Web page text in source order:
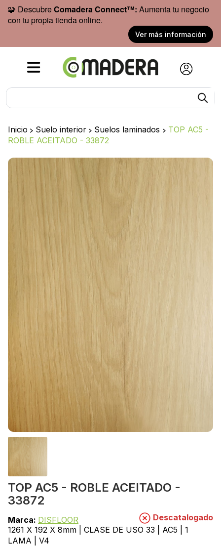
🧩 DescubreComadera Connect™: Aumenta tu negocio
con tu propia tienda online.
Ver más información
Inicio > Suelo interior > Suelos laminados > TOP AC5 -
ROBLE ACEITADO - 33872
TOP AC5 - ROBLE ACEITADO -
33872
Marca: DISFLOOR
Descatalogado
1261 X 192 X 8mm | CLASE DE USO 33 | AC5 | 1
LAMA | V4